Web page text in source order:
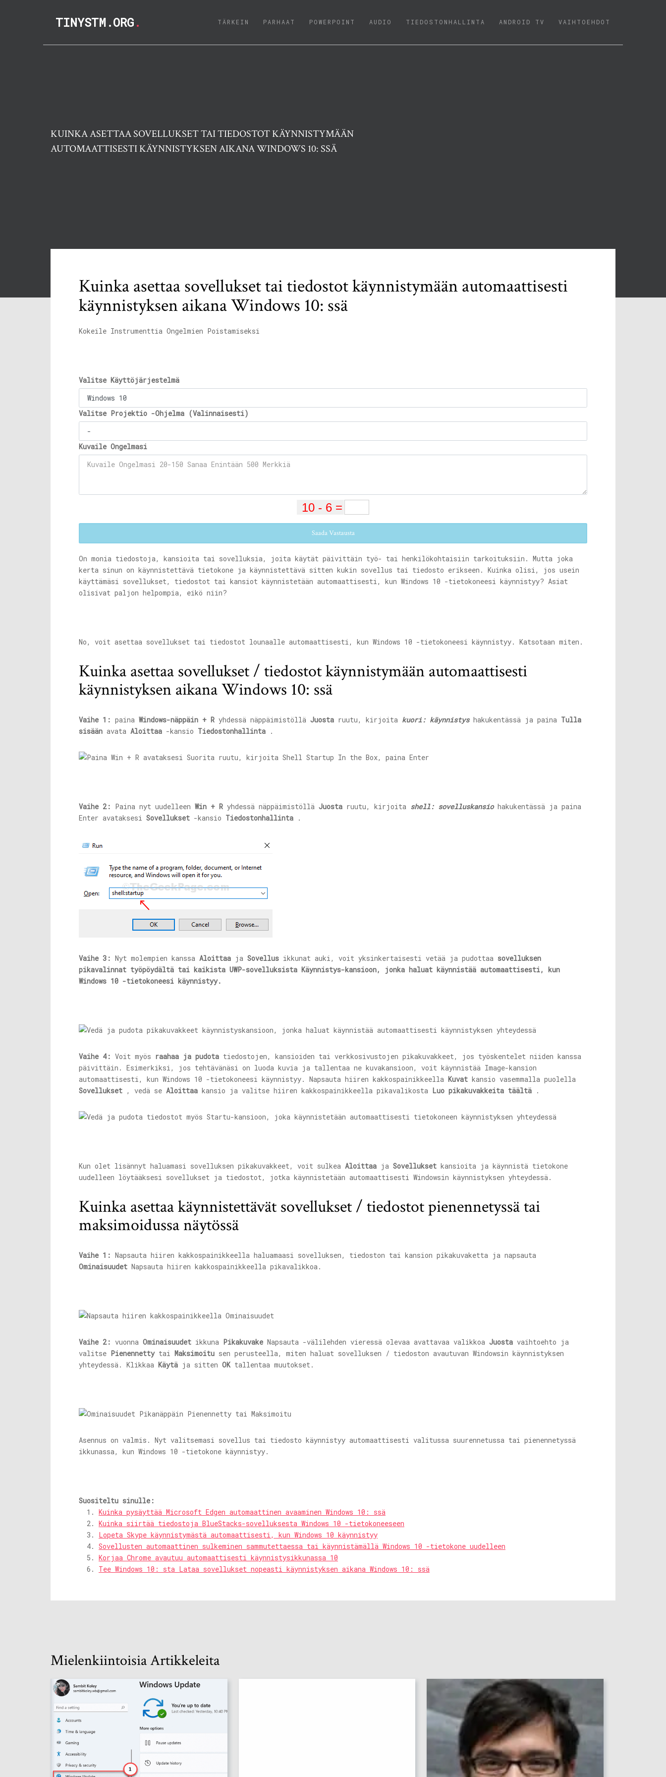
TINYSTM.ORG. TÄRKEIN (CURRENT)
PARHAAT POWERPOINT AUDIO TIEDOSTONHALLINTA ANDROID TV VAIHTOEHDOT
KUINKA ASETTAA SOVELLUKSET TAI TIEDOSTOT KÄYNNISTYMÄÄN
AUTOMAATTISESTI KÄYNNISTYKSEN AIKANA WINDOWS 10: SSÄ
Kuinka asettaa sovellukset tai tiedostot käynnistymään automaattisesti
käynnistyksen aikana Windows 10: ssä
Kokeile Instrumenttia Ongelmien Poistamiseksi
Valitse Käyttöjärjestelmä
Valitse Projektio -Ohjelma (Valinnaisesti)
Kuvaile Ongelmasi
Saada Vastausta
On monia tiedostoja, kansioita tai sovelluksia, joita käytät päivittäin työ- tai henkilökohtaisiin tarkoituksiin. Mutta joka
kerta sinun on käynnistettävä tietokone ja käynnistettävä sitten kukin sovellus tai tiedosto erikseen. Kuinka olisi, jos usein
käyttämäsi sovellukset, tiedostot tai kansiot käynnistetään automaattisesti, kun Windows 10 -tietokoneesi käynnistyy? Asiat
olisivat paljon helpompia, eikö niin?
No, voit asettaa sovellukset tai tiedostot lounaalle automaattisesti, kun Windows 10 -tietokoneesi käynnistyy. Katsotaan miten.
Kuinka asettaa sovellukset / tiedostot käynnistymään automaattisesti
käynnistyksen aikana Windows 10: ssä
Vaihe 1: paina Windows-näppäin + R yhdessä näppäimistöllä Juosta ruutu, kirjoita kuori: käynnistys hakukentässä ja paina Tulla
sisään avata Aloittaa -kansio Tiedostonhallinta .
Vaihe 2: Paina nyt uudelleen Win + R yhdessä näppäimistöllä Juosta ruutu, kirjoita shell: sovelluskansio hakukentässä ja paina
Enter avataksesi Sovellukset -kansio Tiedostonhallinta .
Vaihe 3: Nyt molempien kanssa Aloittaa ja Sovellus ikkunat auki, voit yksinkertaisesti vetää ja pudottaa sovelluksen
pikavalinnat työpöydältä tai kaikista UWP-sovelluksista Käynnistys-kansioon, jonka haluat käynnistää automaattisesti, kun
Windows 10 -tietokoneesi käynnistyy.
Vaihe 4: Voit myös raahaa ja pudota tiedostojen, kansioiden tai verkkosivustojen pikakuvakkeet, jos työskentelet niiden kanssa
päivittäin. Esimerkiksi, jos tehtävänäsi on luoda kuvia ja tallentaa ne kuvakansioon, voit käynnistää Image-kansion
automaattisesti, kun Windows 10 -tietokoneesi käynnistyy. Napsauta hiiren kakkospainikkeella Kuvat kansio vasemmalla puolella
Sovellukset , vedä se Aloittaa kansio ja valitse hiiren kakkospainikkeella pikavalikosta Luo pikakuvakkeita täältä .
Kun olet lisännyt haluamasi sovelluksen pikakuvakkeet, voit sulkea Aloittaa ja Sovellukset kansioita ja käynnistä tietokone
uudelleen löytääksesi sovellukset ja tiedostot, jotka käynnistetään automaattisesti Windowsin käynnistyksen yhteydessä.
Kuinka asettaa käynnistettävät sovellukset / tiedostot pienennetyssä tai
maksimoidussa näytössä
Vaihe 1: Napsauta hiiren kakkospainikkeella haluamaasi sovelluksen, tiedoston tai kansion pikakuvaketta ja napsauta
Ominaisuudet Napsauta hiiren kakkospainikkeella pikavalikkoa.
Vaihe 2: vuonna Ominaisuudet ikkuna Pikakuvake Napsauta -välilehden vieressä olevaa avattavaa valikkoa Juosta vaihtoehto ja
valitse Pienennettytai Maksimoitu sen perusteella, miten haluat sovelluksen / tiedoston avautuvan Windowsin käynnistyksen
yhteydessä. Klikkaa Käytä ja sitten OKtallentaa muutokset.
Asennus on valmis. Nyt valitsemasi sovellus tai tiedosto käynnistyy automaattisesti valitussa suurennetussa tai pienennetyssä
ikkunassa, kun Windows 10 -tietokone käynnistyy.
Suositeltu sinulle:
Kuinka pysäyttää Microsoft Edgen automaattinen avaaminen Windows 10: ssä
Kuinka siirtää tiedostoja BlueStacks-sovelluksesta Windows 10 -tietokoneeseen
Lopeta Skype käynnistymästä automaattisesti, kun Windows 10 käynnistyy
Sovellusten automaattinen sulkeminen sammutettaessa tai käynnistämällä Windows 10 -tietokone uudelleen
Korjaa Chrome avautuu automaattisesti käynnistysikkunassa 10
Tee Windows 10: sta Lataa sovellukset nopeasti käynnistyksen aikana Windows 10: ssä
Mielenkiintoisia Artikkeleita